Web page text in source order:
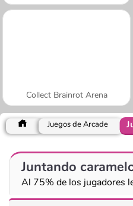
Collect Brainrot Arena
Juegos de Arcade
Juntando
Al 75% de los jugadores